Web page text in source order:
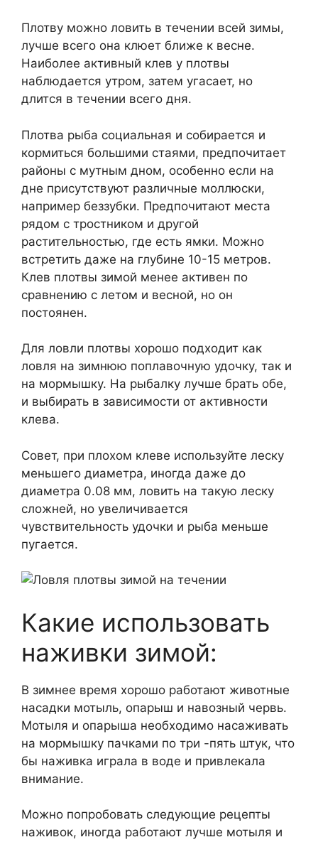
Плотву можно ловить в течении всей зимы,
лучше всего она клюет ближе к весне.
Наиболее активный клев у плотвы
наблюдается утром, затем угасает, но
длится в течении всего дня.
Плотва рыба социальная и собирается и
кормиться большими стаями, предпочитает
районы с мутным дном, особенно если на
дне присутствуют различные моллюски,
например беззубки. Предпочитают места
рядом с тростником и другой
растительностью, где есть ямки. Можно
встретить даже на глубине 10-15 метров.
Клев плотвы зимой менее активен по
сравнению с летом и весной, но он
постоянен.
Для ловли плотвы хорошо подходит как
ловля на зимнюю поплавочную удочку, так и
на мормышку. На рыбалку лучше брать обе,
и выбирать в зависимости от активности
клева.
Совет, при плохом клеве используйте леску
меньшего диаметра, иногда даже до
диаметра 0.08 мм, ловить на такую леску
сложней, но увеличивается
чувствительность удочки и рыба меньше
пугается.
Какие использовать
наживки зимой:
В зимнее время хорошо работают животные
насадки мотыль, опарыш и навозный червь.
Мотыля и опарыша необходимо насаживать
на мормышку пачками по три -пять штук, что
бы наживка играла в воде и привлекала
внимание.
Можно попробовать следующие рецепты
наживок, иногда работают лучше мотыля и